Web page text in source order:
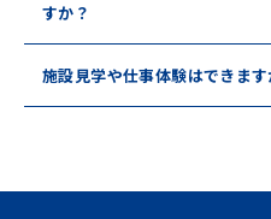
すか？
施設見学や仕事体験はできます